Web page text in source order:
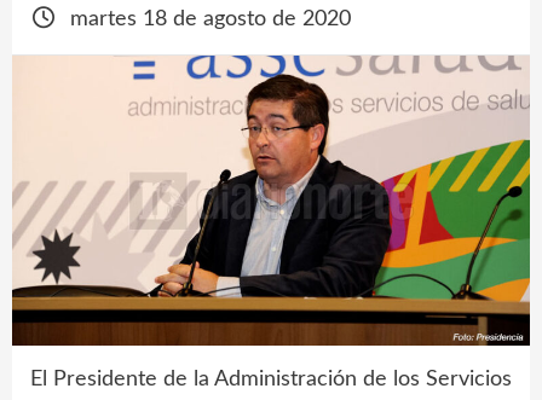
martes 18 de agosto de 2020
El Presidente de la Administración de los Servicios